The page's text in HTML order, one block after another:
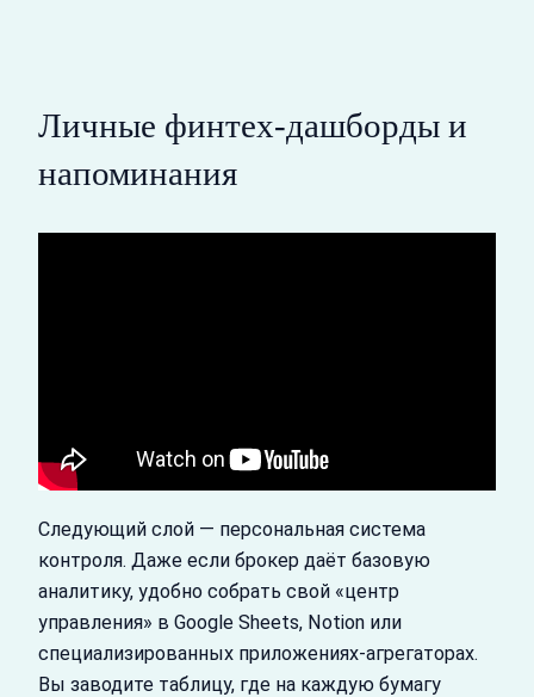
Личные финтех-дашборды и
напоминания
Следующий слой — персональная система
контроля. Даже если брокер даёт базовую
аналитику, удобно собрать свой «центр
управления» в Google Sheets, Notion или
специализированных приложениях-агрегаторах.
Вы заводите таблицу, где на каждую бумагу